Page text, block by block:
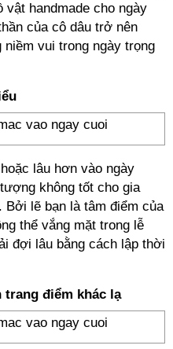
vật handmade cho ngày
của cô dâu trở nên
vui trong ngày trọng
lâu hơn vào ngày
không tốt cho gia
lẽ bạn là tâm điểm của
thể vắng mặt trong lễ
đợi lâu bằng cách lập thời
trang điểm khác lạ